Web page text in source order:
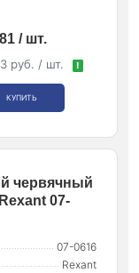
/ шт.
руб. / шт. !
КУПИТЬ
червячный
07-
07-0616
Rexant